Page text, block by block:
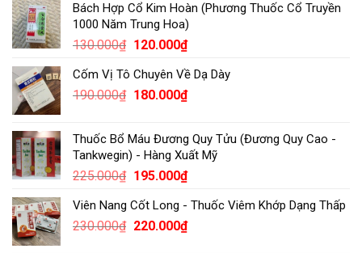
Bách Hợp Cổ Kim Hoàn (Phương Thuốc Cổ Truyền
1000 Năm Trung Hoa)
130.000₫ 120.000₫
Cốm Vị Tô Chuyên Về Dạ Dày
190.000₫ 180.000₫
Thuốc Bổ Máu Đương Quy Tửu (Đương Quy Cao -
Tankwegin) - Hàng Xuất Mỹ
225.000₫ 195.000₫
Viên Nang Cốt Long - Thuốc Viêm Khớp Dạng Thấp
230.000₫ 220.000₫